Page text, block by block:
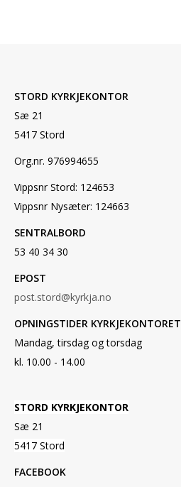
STORD KYRKJEKONTOR
Sæ 21
5417 Stord
Org.nr. 976994655
Vippsnr Stord: 124653
Vippsnr Nysæter: 124663
SENTRALBORD
53 40 34 30
EPOST
post.stord@kyrkja.no
OPNINGSTIDER KYRKJEKONTORET
Mandag, tirsdag og torsdag
kl. 10.00 - 14.00
STORD KYRKJEKONTOR
Sæ 21
5417 Stord
FACEBOOK